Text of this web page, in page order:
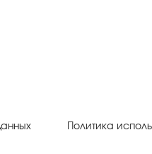
Политика